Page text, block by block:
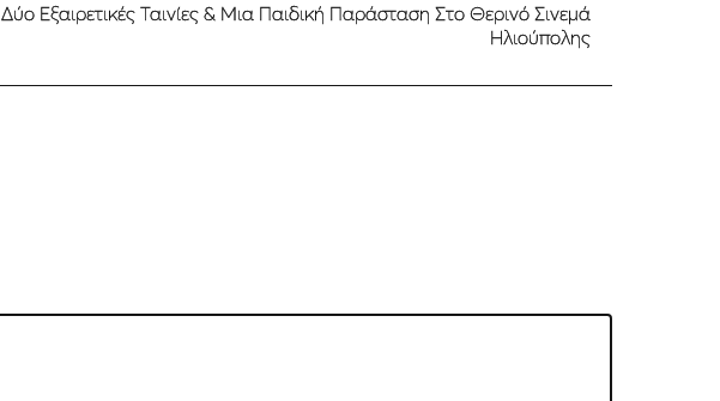
Δύο Εξαιρετικές Ταινίες & Μια Παιδική Παράσταση Στο Θερινό Σινεμά
Ηλιούπολης